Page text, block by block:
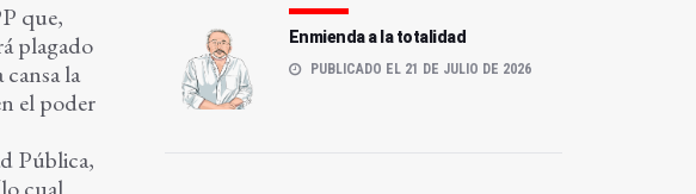
que,
plagado
la
el poder
Pública,
Enmienda a la totalidad
PUBLICADO EL 21 DE JULIO DE 2026